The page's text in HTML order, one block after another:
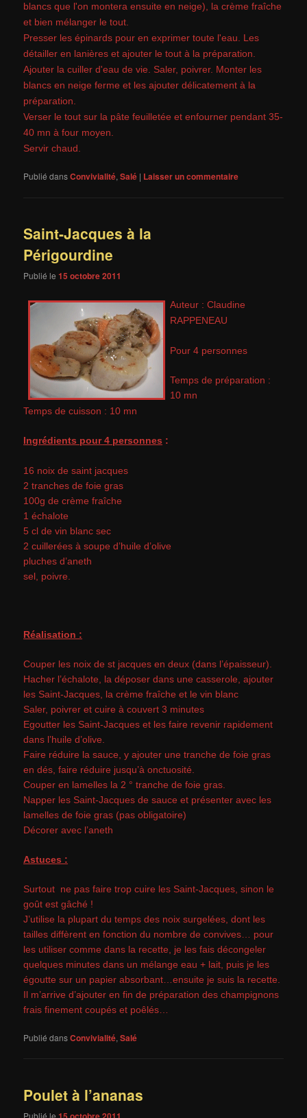
blancs que l'on montera ensuite en neige), la crème fraîche
et bien mélanger le tout.
Presser les épinards pour en exprimer toute l'eau. Les
détailler en lanières et ajouter le tout à la préparation.
Ajouter la cuiller d'eau de vie. Saler, poivrer. Monter les
blancs en neige ferme et les ajouter délicatement à la
préparation.
Verser le tout sur la pâte feuilletée et enfourner pendant 35-
40 mn à four moyen.
Servir chaud.
Publié dansConvivialité,Salé | Laisser un commentaire
Saint-Jacques à la
Périgourdine
Publié le15 octobre 2011
Auteur : Claudine
RAPPENEAU
Pour 4 personnes
Temps de préparation :
10 mn
Temps de cuisson : 10 mn
Ingrédients pour 4 personnes :
16 noix de saint jacques
2 tranches de foie gras
100g de crème fraîche
1 échalote
5 cl de vin blanc sec
2 cuillerées à soupe d’huile d’olive
pluches d’aneth
sel, poivre.
Réalisation :
Couper les noix de st jacques en deux (dans l’épaisseur).
Hacher l’échalote, la déposer dans une casserole, ajouter
les Saint-Jacques, la crème fraîche et le vin blanc
Saler, poivrer et cuire à couvert 3 minutes
Egoutter les Saint-Jacques et les faire revenir rapidement
dans l’huile d’olive.
Faire réduire la sauce, y ajouter une tranche de foie gras
en dés, faire réduire jusqu’à onctuosité.
Couper en lamelles la 2 ° tranche de foie gras.
Napper les Saint-Jacques de sauce et présenter avec les
lamelles de foie gras (pas obligatoire)
Décorer avec l’aneth
Astuces :
Surtout ne pas faire trop cuire les Saint-Jacques, sinon le
goût est gâché !
J’utilise la plupart du temps des noix surgelées, dont les
tailles diffèrent en fonction du nombre de convives… pour
les utiliser comme dans la recette, je les fais décongeler
quelques minutes dans un mélange eau + lait, puis je les
égoutte sur un papier absorbant…ensuite je suis la recette.
Il m’arrive d’ajouter en fin de préparation des champignons
frais finement coupés et poêlés…
Publié dansConvivialité,Salé
Poulet à l’ananas
Publié le